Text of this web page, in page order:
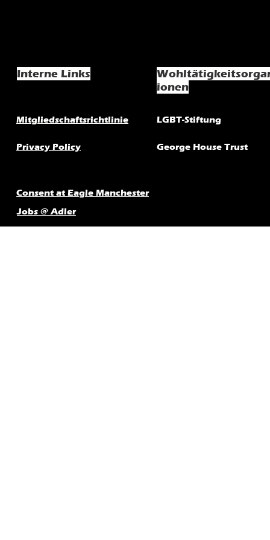
Interne Links
ionen
Mitgliedschaftsrichtlinie LGBT-Stiftung
Privacy Policy George House Trust
Consent at Eagle Manchester
Jobs @ Adler